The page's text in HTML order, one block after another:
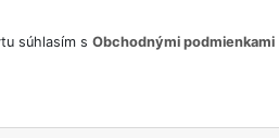
súhlasím s Obchodnými podmienkami